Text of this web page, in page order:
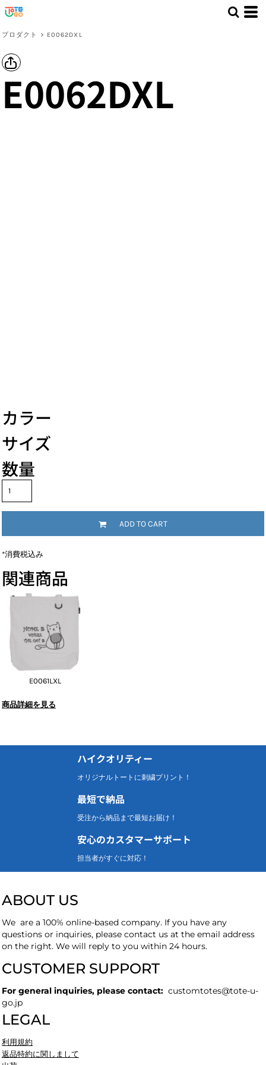
プロダクト > E0062DXL
E0062DXL
カラー
サイズ
数量
ADD TO CART
*消費税込み
関連商品
E0061LXL
商品詳細を見る
ハイクオリティー
オリジナルトートに刺繍プリント！
最短で納品
受注から納品まで最短お届け！
安心のカスタマーサポート
担当者がすぐに対応！
ABOUT US
We are a 100% online-based company. If you have any
questions or inquiries, please contact us at the email address
on the right. We will reply to you within 24 hours.
CUSTOMER SUPPORT
For general inquiries, please contact: customtotes@tote-u-
go.jp
LEGAL
利用規約
返品特約に関しまして